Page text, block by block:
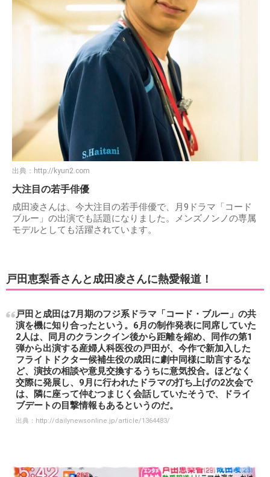
出典： http://kyun2.com
大注目の若手俳優
成田凌さんは、今大注目の若手俳優で、月9ドラマ「コード
ブルー」の出演でも話題になりました。メンズノンノの専属
モデルとしても活躍されています。
戸田恵梨香さんと成田凌さんに熱愛報道！
戸田と成田は7月期のフジ系ドラマ「コード・ブルー」の共
演を機に知り合ったという。6月の制作発表に同席していた
2人は、同月のクランクイン後から距離を縮め、同作の第1
弾から出演する産婦人科医役の戸田が、今作で新加入した
フライトドクター候補生役の成田に劇中同様に助言するな
ど、演技の相談や意見交換するうちに意気投合。ほどなく
交際に発展し、9月に行われたドラマの打ち上げの2次会で
は、隣に座って仲むつまじく会話していたそうで、ドライ
ブデートの目撃情報もあるというのだ。
出典： http://dailynewsonline.jp/article/1364483/